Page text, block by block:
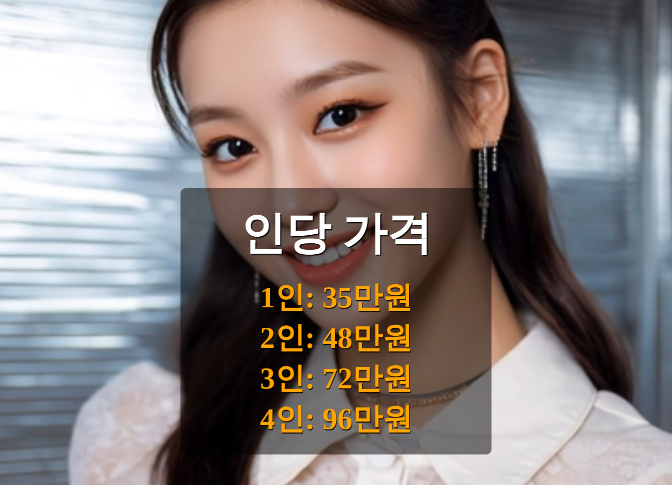
인당 가격
1인: 35만원
2인: 48만원
3인: 72만원
4인: 96만원